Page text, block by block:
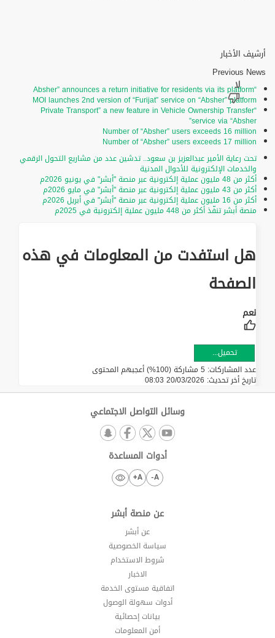
أرشيف الأخبار
Previous News
“Absher” announces a return initiative for residents via its platform
MOI launches 2nd version of “Furijat” service on “Absher” platform
“Private Transport” a new feature in Vehicle Ownership Transfer
service via “Absher”
Number of “Absher” users exceeds 16 million
Number of “Absher” users exceeds 17 million
تحت رعاية الأمير عبدالعزيز بن سعود.. تدشين عدد من مشاريع التحول الرقمي
والخدمات الإلكترونية للأحوال المدنية
أكثر من 48 مليون عملية إلكترونية عبر منصة "أبشر" في يونيو 2026م
أكثر من 43 مليون عملية إلكترونية عبر منصة "أبشر" في مايو 2026م
أكثر من 16 مليون عملية إلكترونية عبر منصة "أبشر" في أبريل 2026م
منصة أبشر تنفّذ أكثر من 448 مليون عملية إلكترونية في 2025م
هل استفدت من المعلومات في هذه
الصفحة
تحميل...
عدد المشاركات: 5 مشاركة (100%) أعجبهم المحتوى
تاريخ أخر تحديث: 20/03/2026 08:03
وسائل التواصل الاجتماعي
أدوات المساعدة
A-
A+
عن منصة أبشر
عن أبشر
سياسة الخصوصية
شروط الاستخدام
الاخبار
اتفاقية مستوى الخدمة
أدوات سهولة الوصول
بيانات إحصائية
أمن المعلومات